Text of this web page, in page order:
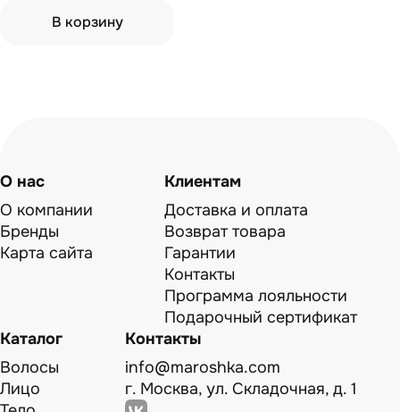
В корзину
О нас
О компании
Бренды
Карта сайта
Клиентам
Доставка и оплата
Возврат товара
Гарантии
Контакты
Программа лояльности
Подарочный сертификат
Каталог
Волосы
Лицо
Контакты
info@maroshka.com
г. Москва, ул. Складочная, д. 1